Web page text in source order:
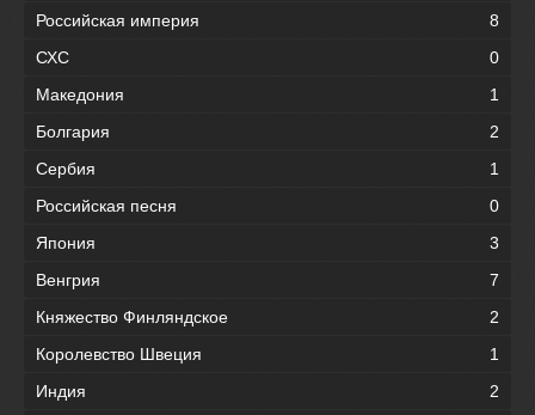
Российская империя
8
СХС
0
Македония
1
Болгария
2
Сербия
1
Российская песня
0
Япония
3
Венгрия
7
Княжество Финляндское
2
Королевство Швеция
1
Индия
2